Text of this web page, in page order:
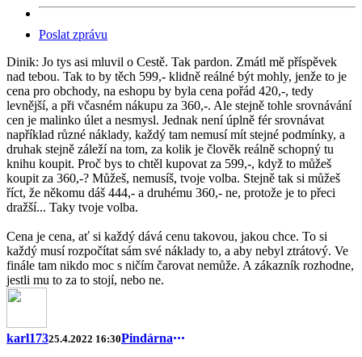
Poslat zprávu
Dinik: Jo tys asi mluvil o Cestě. Tak pardon. Zmátl mě příspěvek
nad tebou. Tak to by těch 599,- klidně reálné být mohly, jenže to je
cena pro obchody, na eshopu by byla cena pořád 420,-, tedy
levnější, a při včasném nákupu za 360,-. Ale stejně tohle srovnávání
cen je malinko úlet a nesmysl. Jednak není úplně fér srovnávat
například různé náklady, každý tam nemusí mít stejné podmínky, a
druhak stejně záleží na tom, za kolik je člověk reálně schopný tu
knihu koupit. Proč bys to chtěl kupovat za 599,-, když to můžeš
koupit za 360,-? Můžeš, nemusíš, tvoje volba. Stejně tak si můžeš
říct, že někomu dáš 444,- a druhému 360,- ne, protože je to přeci
dražší... Taky tvoje volba.
Cena je cena, ať si každý dává cenu takovou, jakou chce. To si
každý musí rozpočítat sám své náklady to, a aby nebyl ztrátový. Ve
finále tam nikdo moc s ničím čarovat nemůže. A zákazník rozhodne,
jestli mu to za to stojí, nebo ne.
karl17325.4.2022 16:30Pindárna